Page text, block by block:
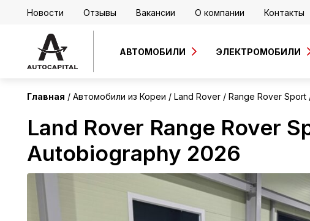
Новости Отзывы Вакансии О компании Контакты
АВТОМОБИЛИ ЭЛЕКТРОМОБИЛИ
Главная Автомобили из Кореи Land Rover Range Rover Sport
Land Rover Range Rover
Autobiography 2026
Корея